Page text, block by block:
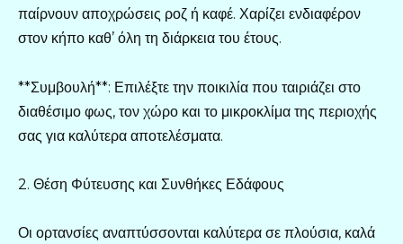
παίρνουν αποχρώσεις ροζ ή καφέ. Χαρίζει ενδιαφέρον
στον κήπο καθ’ όλη τη διάρκεια του έτους.
**Συμβουλή**: Επιλέξτε την ποικιλία που ταιριάζει στο
διαθέσιμο φως, τον χώρο και το μικροκλίμα της περιοχής
σας για καλύτερα αποτελέσματα.
2. Θέση Φύτευσης και Συνθήκες Εδάφους
Οι ορτανσίες αναπτύσσονται καλύτερα σε πλούσια, καλά